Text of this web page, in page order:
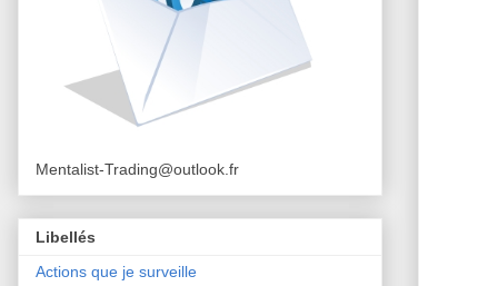
Mentalist-Trading@outlook.fr
Libellés
Actions que je surveille